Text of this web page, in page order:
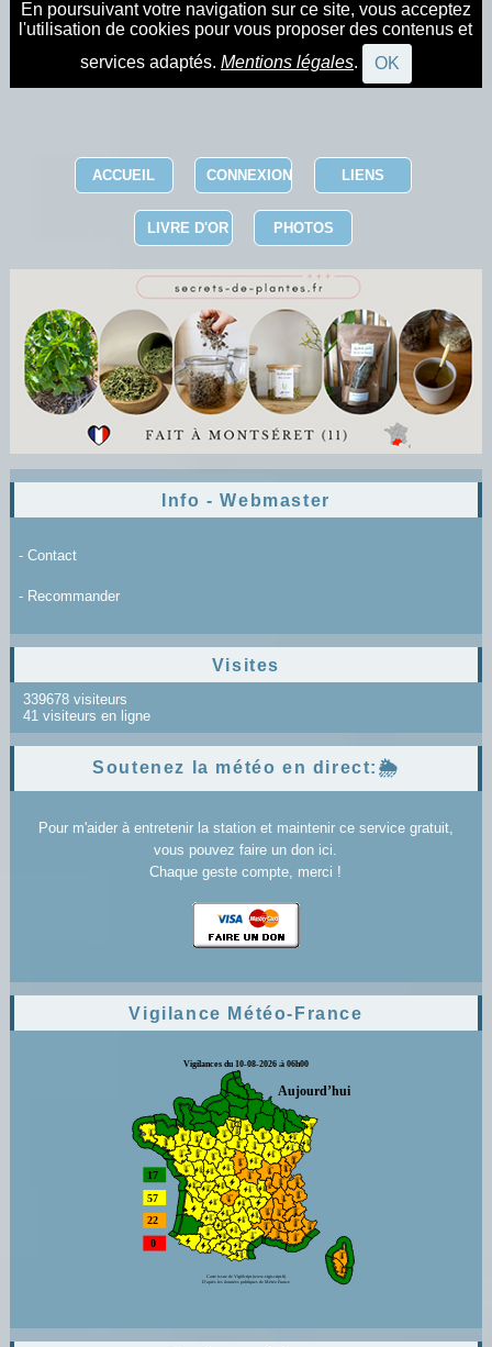
En poursuivant votre navigation sur ce site, vous acceptez
l'utilisation de cookies pour vous proposer des contenus et
services adaptés. Mentions légales. OK
ACCUEIL CONNEXION LIENS
LIVRE D'OR PHOTOS
Info - Webmaster
- Contact
- Recommander
Visites
339678 visiteurs
41 visiteurs en ligne
Soutenez la météo en direct:🌦️
Pour m'aider à entretenir la station et maintenir ce service gratuit,
vous pouvez faire un don ici.
Chaque geste compte, merci !
Vigilance Météo-France